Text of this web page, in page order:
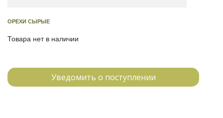
ОРЕХИ СЫРЫЕ
Товара нет в наличии
Уведомить о поступлении